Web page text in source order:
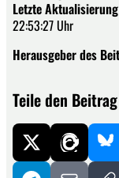
Letzte
22:53:27 Uhr
Herausgeber des
Teile den